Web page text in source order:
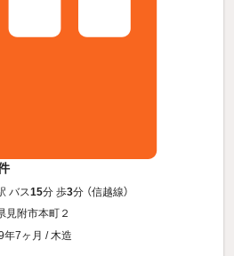
バス15分 歩3分 （信越線）
見附市本町２
年7ヶ月 / 木造